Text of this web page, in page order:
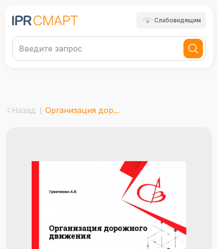
Слабовидящим
Назад Организация дор...